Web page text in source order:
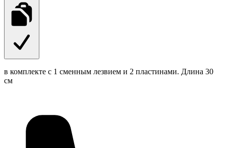
в комплекте с 1 сменным лезвием и 2 пластинами. Длина 30
см